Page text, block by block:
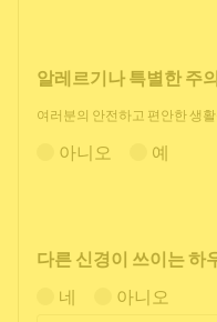
알레르기나 특별한 주
여러분의 안전하고 편안한 생
아니오 예
다른 신경이 쓰이는 하
네 아니오